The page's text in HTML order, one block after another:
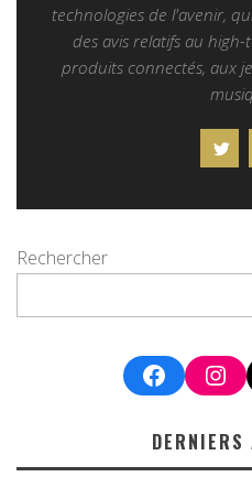
technologies de l'avenir,
des avis relatifs au high-
produits connectés, aux
Rechercher
Facebook